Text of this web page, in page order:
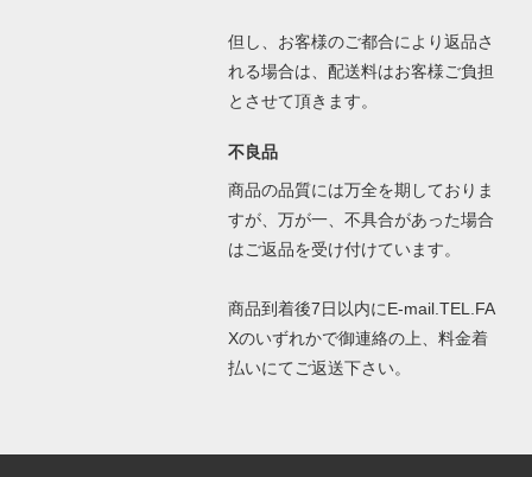
但し、お客様のご都合により返品さ
れる場合は、配送料はお客様ご負担
とさせて頂きます。
不良品
商品の品質には万全を期しておりま
すが、万が一、不具合があった場合
はご返品を受け付けています。
商品到着後7日以内にE-mail.TEL.FA
Xのいずれかで御連絡の上、料金着
払いにてご返送下さい。